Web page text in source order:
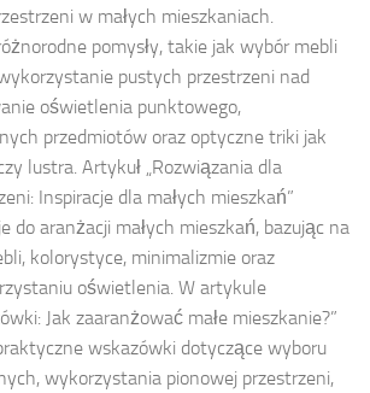
w małych mieszkaniach.
pomysły, takie jak wybór mebli
pustych przestrzeni nad
oświetlenia punktowego,
przedmiotów oraz optyczne triki jak
lustra. Artykuł „Rozwiązania dla
Inspiracje dla małych mieszkań”
do aranżacji małych mieszkań, bazując na
kolorystyce, minimalizmie oraz
oświetlenia. W artykule
Jak zaaranżować małe mieszkanie?”
wskazówki dotyczące wyboru
wykorzystania pionowej przestrzeni,